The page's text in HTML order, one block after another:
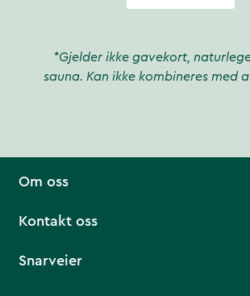
*Gjelder ikke gavekort,
sauna. Kan ikke kombineres med
Om oss
Kontakt oss
Snarveier